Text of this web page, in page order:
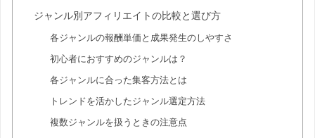
ジャンル別アフィリエイトの比較と選び方
各ジャンルの報酬単価と成果発生のしやすさ
初心者におすすめのジャンルは？
各ジャンルに合った集客方法とは
トレンドを活かしたジャンル選定方法
複数ジャンルを扱うときの注意点